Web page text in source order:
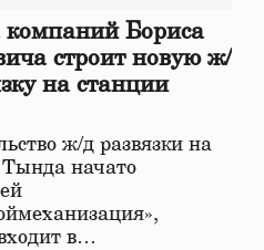
компаний Бориса
строит новую ж/
на станции
ж/д развязки на
начато
в…